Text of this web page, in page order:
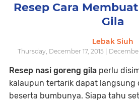
Resep Cara
Gila
Lebak Siuh
Thursday, December 17, 2015 | December
Resep nasi goreng gila perlu
kalaupun tertarik dapat langsung
beserta bumbunya. Siapa tahu